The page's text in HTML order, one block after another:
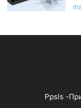
Ppsls -